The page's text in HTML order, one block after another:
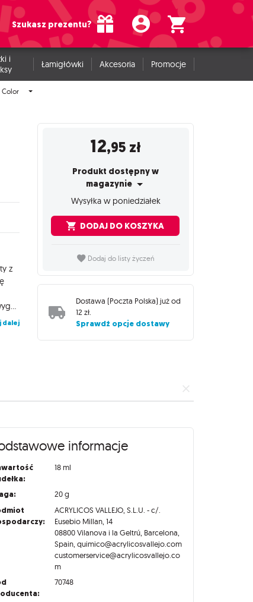
Szukasz prezentu?
i
Łamigłówki Akcesoria Promocje
Color
z
dalej
12,95 zł
Produkt dostępny w
magazynie
Wysyłka w poniedziałek
DODAJ DO KOSZYKA
Dodaj do listy życzeń
Dostawa (Poczta Polska) już od
12 zł.
Sprawdź opcje dostawy
informacje
18 ml
20 g
ACRYLICOS VALLEJO, S.L.U. - c/.
Eusebio Millan, 14
08800 Vilanova i la Geltrú, Barcelona,
Spain, quimico@acrylicosvallejo.com
customerservice@acrylicosvallejo.co
m
70748